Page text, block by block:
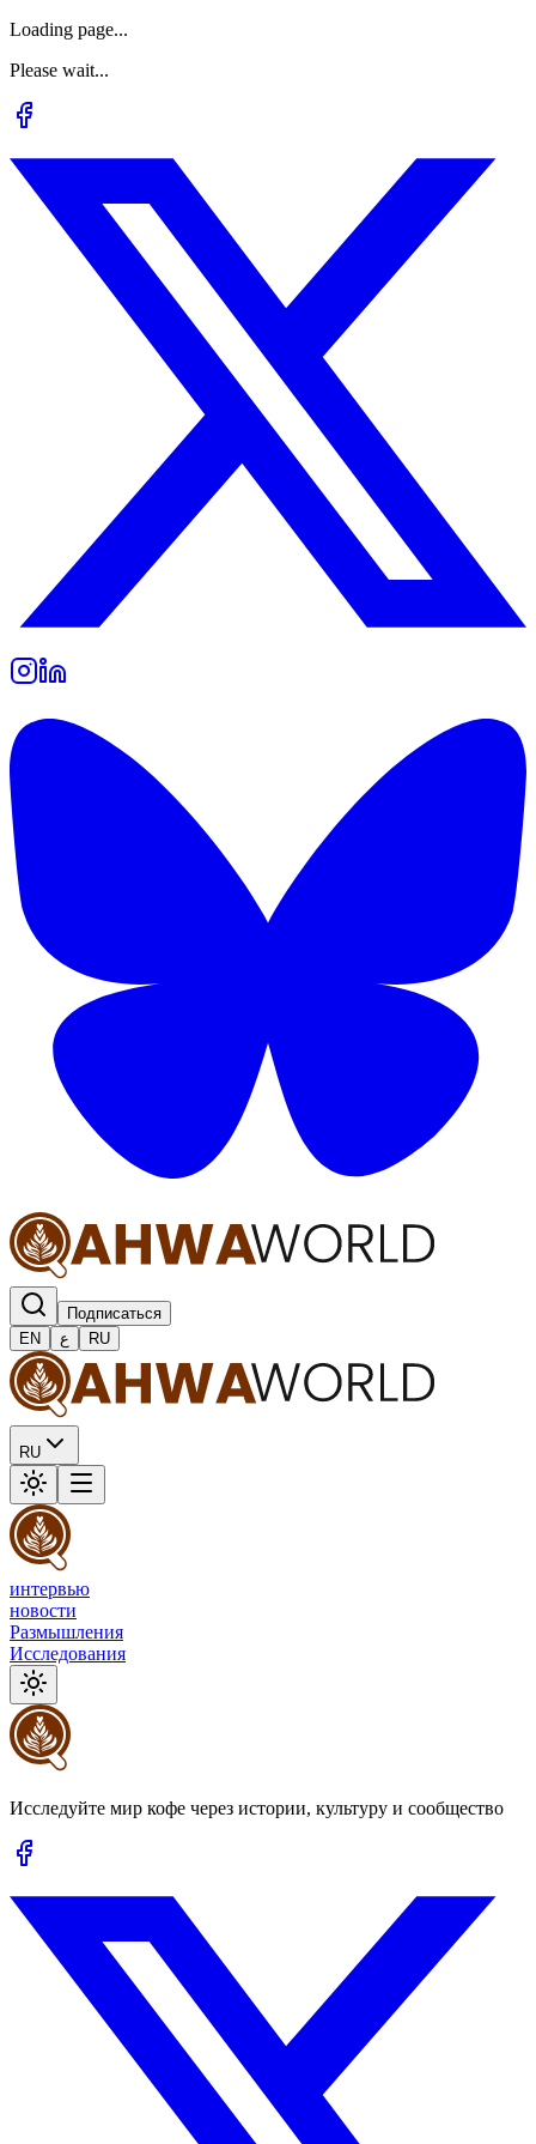
Loading page...
Please wait...
Подписаться
EN
ع RU
RU
интервью
новости
Размышления
Исследования
Исследуйте мир кофе через истории, культуру и сообщество